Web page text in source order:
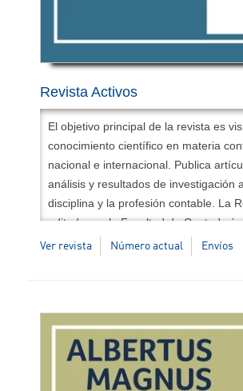
Revista Activos
El objetivo principal de la revista es
conocimiento científico en materia
nacional e internacional. Publica
análisis y resultados de investigación
disciplina y la profesión contable. La
editada por la Facultad de
Universidad Santo Tomás.
DOI: 10.15332/25005278
Temáticas:contabilidad, economía,
auditoría, impuestos.
Periodicidad:semestral.
Ver revista Número actual Envíos